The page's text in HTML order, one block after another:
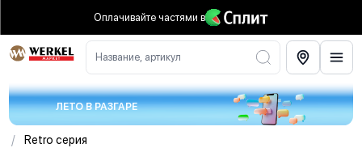
Оплачивайте частями в
Название, артикул
ЛЕТО В РАЗГАРЕ
/ Retro серия